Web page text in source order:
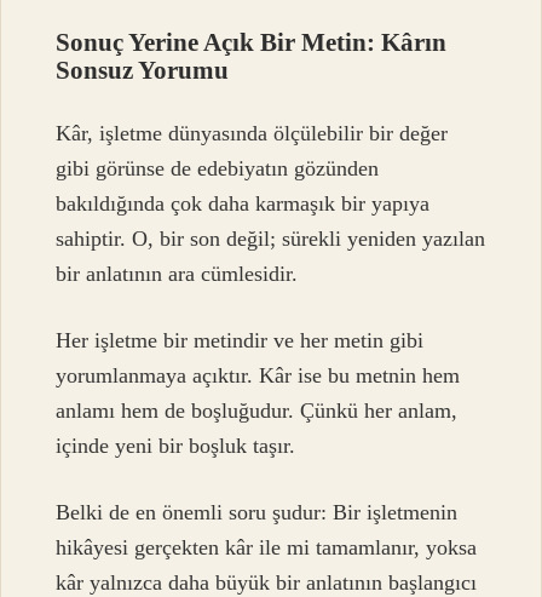
Sonuç Yerine Açık Bir Metin: Kârın
Sonsuz Yorumu
Kâr, işletme dünyasında ölçülebilir bir değer
gibi görünse de edebiyatın gözünden
bakıldığında çok daha karmaşık bir yapıya
sahiptir. O, bir son değil; sürekli yeniden yazılan
bir anlatının ara cümlesidir.
Her işletme bir metindir ve her metin gibi
yorumlanmaya açıktır. Kâr ise bu metnin hem
anlamı hem de boşluğudur. Çünkü her anlam,
içinde yeni bir boşluk taşır.
Belki de en önemli soru şudur: Bir işletmenin
hikâyesi gerçekten kâr ile mi tamamlanır, yoksa
kâr yalnızca daha büyük bir anlatının başlangıcı